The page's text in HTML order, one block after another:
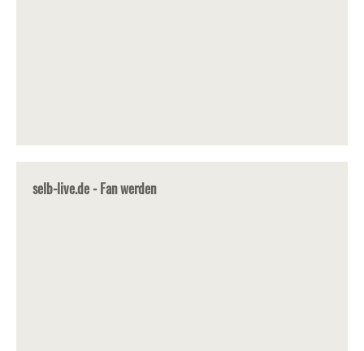
selb-live.de - Fan werden